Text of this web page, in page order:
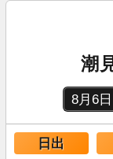
潮
日出